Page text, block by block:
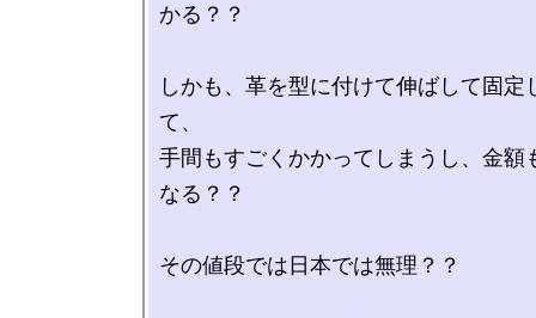
かる？？
しかも、革を型に付けて伸ばして固定
て、
手間もすごくかかってしまうし、金額
なる？？
その値段では日本では無理？？